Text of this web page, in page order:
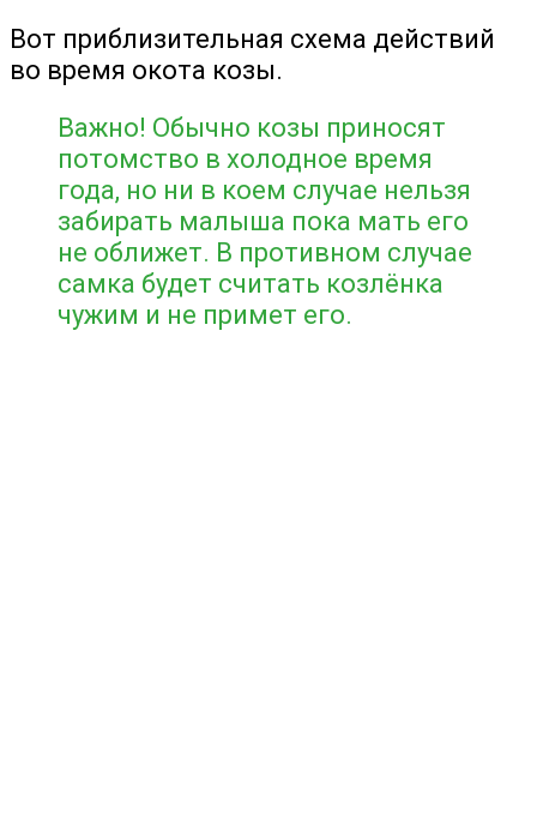
Вот приблизительная схема действий
во время окота козы.
Важно! Обычно козы приносят
потомство в холодное время
года, но ни в коем случае нельзя
забирать малыша пока мать его
не оближет. В противном случае
самка будет считать козлёнка
чужим и не примет его.